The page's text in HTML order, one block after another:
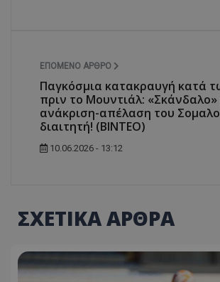
ΕΠΌΜΕΝΟ ΆΡΘΡΟ
Παγκόσμια κατακραυγή κατά
πριν το Μουντιάλ: «Σκάνδαλο»
ανάκριση-απέλαση του
διαιτητή! (ΒΙΝΤΕΟ)
10.06.2026 - 13:12
ΣΧΕΤΙΚΑ ΑΡΘΡΑ